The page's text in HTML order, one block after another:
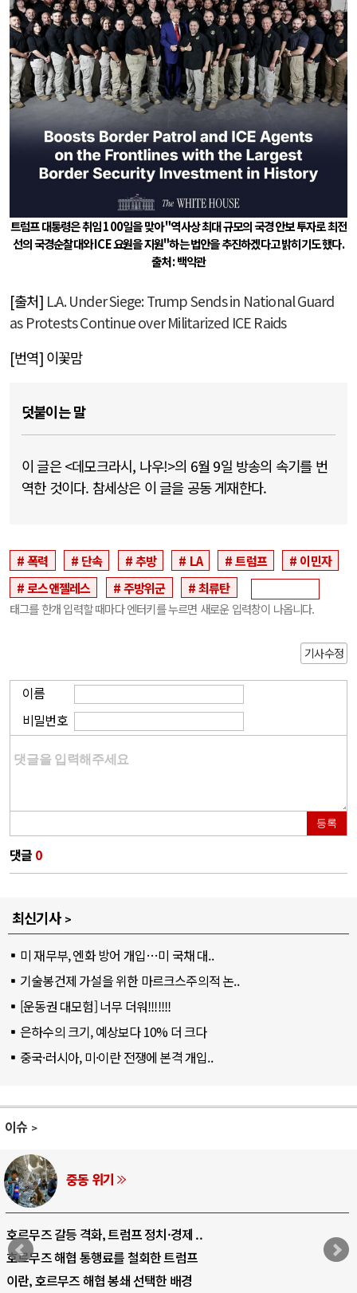
트럼프 대통령은 취임 100일을 맞아 "역사상 최대 규모의 국경 안보 투자로 최전
선의 국경순찰대와 ICE 요원을 지원"하는 법안을 추진하겠다고 밝히기도 했다.
출처 : 백악관
[출처] L.A. Under Siege: Trump Sends in National Guard
as Protests Continue over Militarized ICE Raids
[번역] 이꽃맘
덧붙이는 말
이 글은 <데모크라시, 나우!>의 6월 9일 방송의 속기를 번
역한 것이다. 참세상은 이 글을 공동 게재한다.
폭력 단속 추방 LA 트럼프
이민자
로스앤젤레스
주방위군 최류탄
태그를 한개 입력할 때마다 엔터키를 누르면 새로운 입력창이 나옵니다.
기사수정
이름
비밀번호
등록
댓글 0
최신기사
미 재무부, 엔화 방어 개입…미 국채 대..
기술봉건제 가설을 위한 마르크스주의적 논..
[운동권 대모험] 너무 더워!!!!!!!
은하수의 크기, 예상보다 10% 더 크다
중국·러시아, 미·이란 전쟁에 본격 개입..
이슈
럼프 정치·경제 ..
를 철회한 트럼프
쇄 선택한 배경
중국 AI, 저가 공
AI 국부펀드 구상